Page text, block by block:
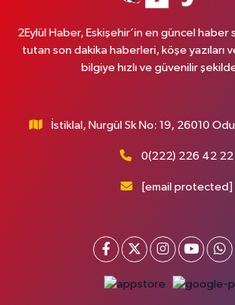
2Eylül Haber, Eskişehir’in en güncel haber
tutan son dakika haberleri, köşe yazıları
bilgiye hızlı ve güvenilir
İstiklal, Nurgül Sk No: 19, 26010
0(222) 226 42 22
[email protected]